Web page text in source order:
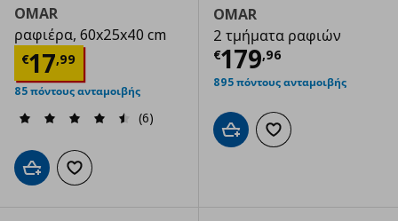
OMAR
ραφιέρα, 60x25x40 cm
€17,99
Τρέχουσα τιμή € 17,99
85 πόντους ανταμοιβής
(6)
Προσθήκη στο καλάθι
Προσθήκη στα αγαπημένα
OMAR
2 τμήματα ραφιών
€179,96
Τρέχουσα
895 πόντους ανταμοιβής
Προσθήκη στο καλάθι
Προσθήκη στα